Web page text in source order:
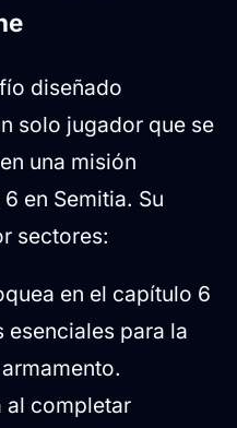
diseñado
solo jugador que se
una misión
en Semitia. Su
sectores:
en el capítulo 6
para la
al completar